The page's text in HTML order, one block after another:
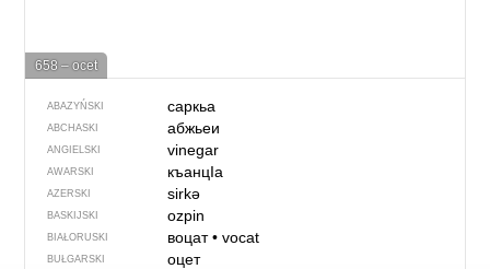
658 – ocet
ABAZYŃSKI саркьа
ABCHASKI абжьеи
ANGIELSKI vinegar
AWARSKI къанцIа
AZERSKI sirkə
BASKIJSKI ozpin
BIAŁORUSKI воцат• vocat
BUŁGARSKI оцет